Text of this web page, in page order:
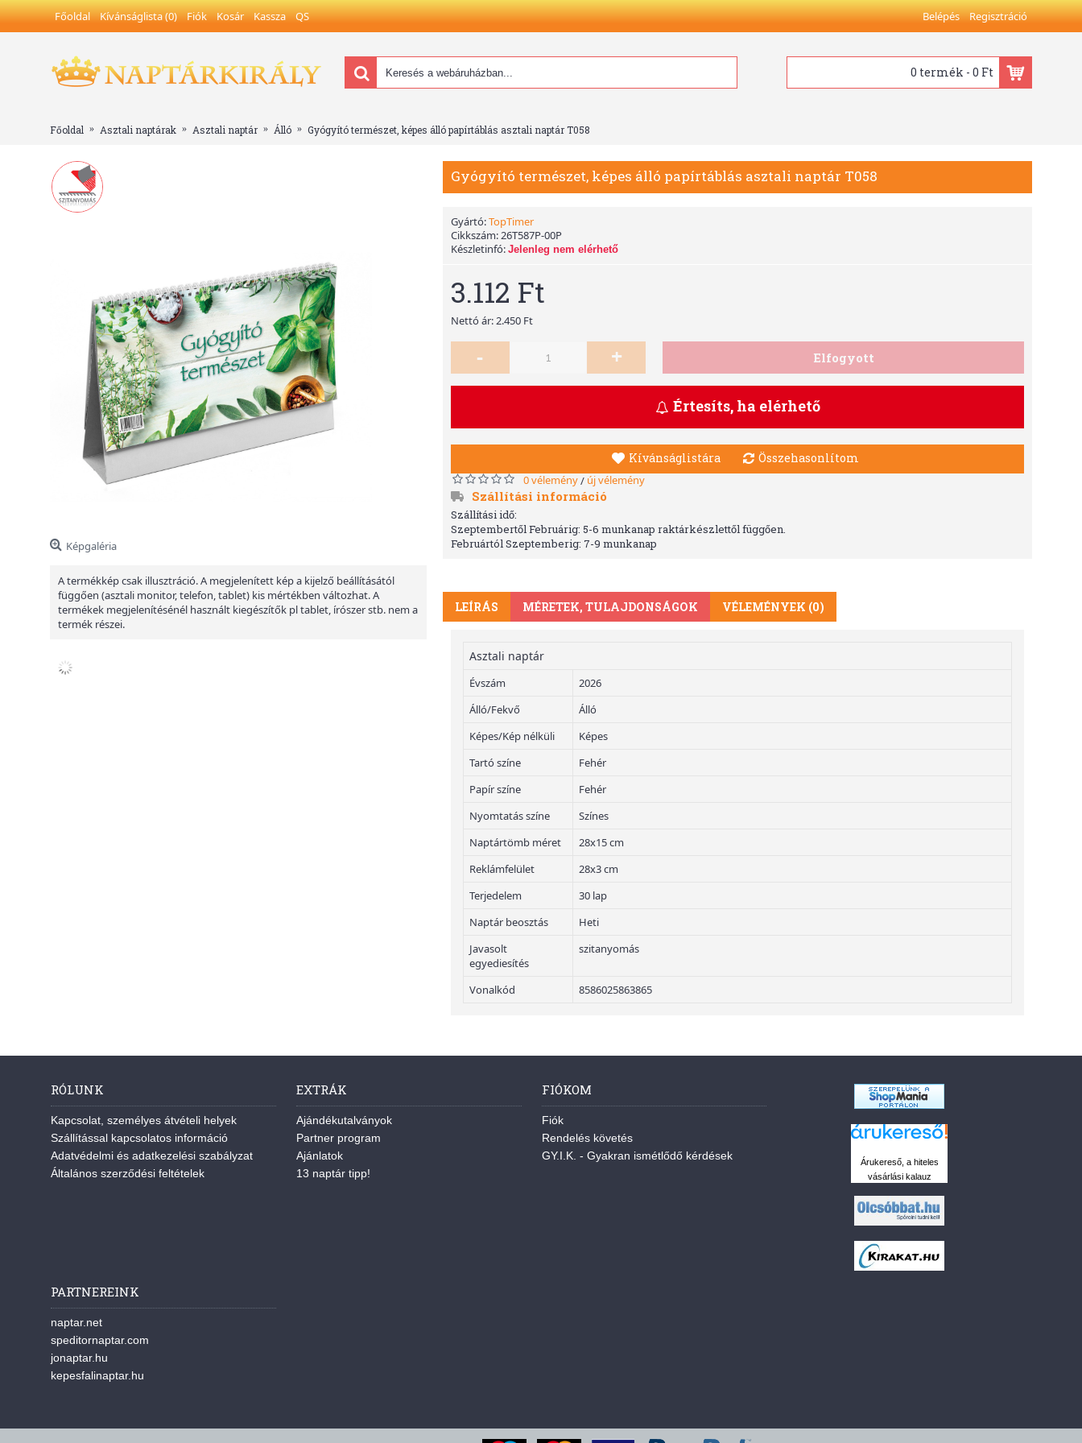
Főoldal Kívánságlista (0) Fiók Kosár Kassza QS Belépés Regisztráció
0 termék - 0 Ft
Főoldal Asztali naptárak Asztali naptár Álló Gyógyító természet, képes álló papírtáblás asztali naptár T058
Képgaléria
A termékkép csak illusztráció. A megjelenített kép a kijelző beállításától
függően (asztali monitor, telefon, tablet) kis mértékben változhat. A
termékek megjelenítésénél használt kiegészítők pl tablet, írószer stb. nem a
termék részei.
Gyógyító természet, képes álló papírtáblás asztali naptár T058
Gyártó:TopTimer
Cikkszám:26T587P-00P
Készletinfó: Jelenleg nem elérhető
3.112 Ft
Nettó ár: 2.450 Ft
- + Elfogyott
Értesíts, ha elérhető
Kívánságlistára Összehasonlítom
0 vélemény/ új vélemény
Szállítási információ
Szállítási idő:
Szeptembertől Februárig: 5-6 munkanap raktárkészlettől függően.
Februártól Szeptemberig: 7-9 munkanap
LEÍRÁS MÉRETEK, TULAJDONSÁGOK VÉLEMÉNYEK (0)
Asztali naptár
Évszám
2026
Álló/Fekvő
Álló
Képes/Kép nélküli
Képes
Tartó színe
Fehér
Papír színe
Fehér
Nyomtatás színe
Színes
Naptártömb méret
28x15 cm
Reklámfelület
28x3 cm
Terjedelem
30 lap
Naptár beosztás
Heti
Javasolt
egyediesítés
szitanyomás
Vonalkód 8586025863865
RÓLUNK
Kapcsolat, személyes átvételi helyek
Szállítással kapcsolatos információ
Adatvédelmi és adatkezelési szabályzat
Általános szerződési feltételek
EXTRÁK
Ajándékutalványok
Partner program
Ajánlatok
13 naptár tipp!
FIÓKOM
Fiók
Rendelés követés
GY.I.K. - Gyakran ismétlődő kérdések
Árukereső, a hiteles
vásárlási kalauz
PARTNEREINK
naptar.net
speditornaptar.com
jonaptar.hu
kepesfalinaptar.hu